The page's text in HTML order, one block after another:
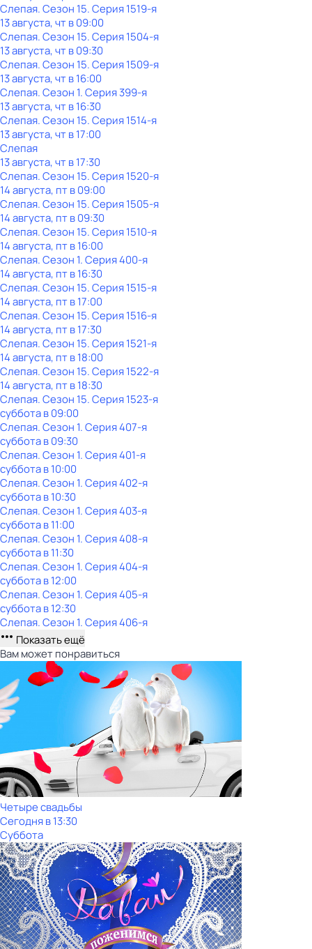
Слепая. Сезон 15. Серия 1519-я
13 августа, чт в 09:00
Слепая. Сезон 15. Серия 1504-я
13 августа, чт в 09:30
Слепая. Сезон 15. Серия 1509-я
13 августа, чт в 16:00
Слепая. Сезон 1. Серия 399-я
13 августа, чт в 16:30
Слепая. Сезон 15. Серия 1514-я
13 августа, чт в 17:00
Слепая
13 августа, чт в 17:30
Слепая. Сезон 15. Серия 1520-я
14 августа, пт в 09:00
Слепая. Сезон 15. Серия 1505-я
14 августа, пт в 09:30
Слепая. Сезон 15. Серия 1510-я
14 августа, пт в 16:00
Слепая. Сезон 1. Серия 400-я
14 августа, пт в 16:30
Слепая. Сезон 15. Серия 1515-я
14 августа, пт в 17:00
Слепая. Сезон 15. Серия 1516-я
14 августа, пт в 17:30
Слепая. Сезон 15. Серия 1521-я
14 августа, пт в 18:00
Слепая. Сезон 15. Серия 1522-я
14 августа, пт в 18:30
Слепая. Сезон 15. Серия 1523-я
субботав09:00
Слепая. Сезон 1. Серия 407-я
субботав09:30
Слепая. Сезон 1. Серия 401-я
субботав10:00
Слепая. Сезон 1. Серия 402-я
субботав10:30
Слепая. Сезон 1. Серия 403-я
субботав11:00
Слепая. Сезон 1. Серия 408-я
субботав11:30
Слепая. Сезон 1. Серия 404-я
субботав12:00
Слепая. Сезон 1. Серия 405-я
субботав12:30
Слепая. Сезон 1. Серия 406-я
Показать ещё
Вам может понравиться
Четыре свадьбы
Сегодня в 13:30
Суббота